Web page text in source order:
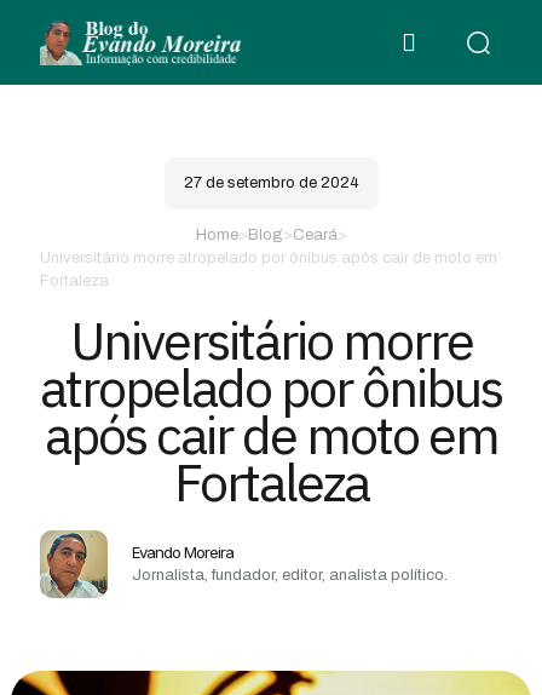
27 de setembro de 2024
Home> Blog>Ceará>
Universitário morre atropelado por ônibus após cair de moto em
Fortaleza
Universitário morre
atropelado por ônibus
após cair de moto em
Fortaleza
Evando Moreira
Jornalista, fundador, editor, analista político.